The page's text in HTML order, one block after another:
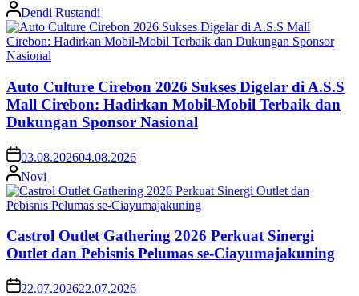
Dendi Rustandi
Auto Culture Cirebon 2026 Sukses Digelar di A.S.S
Mall Cirebon: Hadirkan Mobil-Mobil Terbaik dan
Dukungan Sponsor Nasional
03.08.202604.08.2026
Novi
Castrol Outlet Gathering 2026 Perkuat Sinergi
Outlet dan Pebisnis Pelumas se-Ciayumajakuning
22.07.202622.07.2026